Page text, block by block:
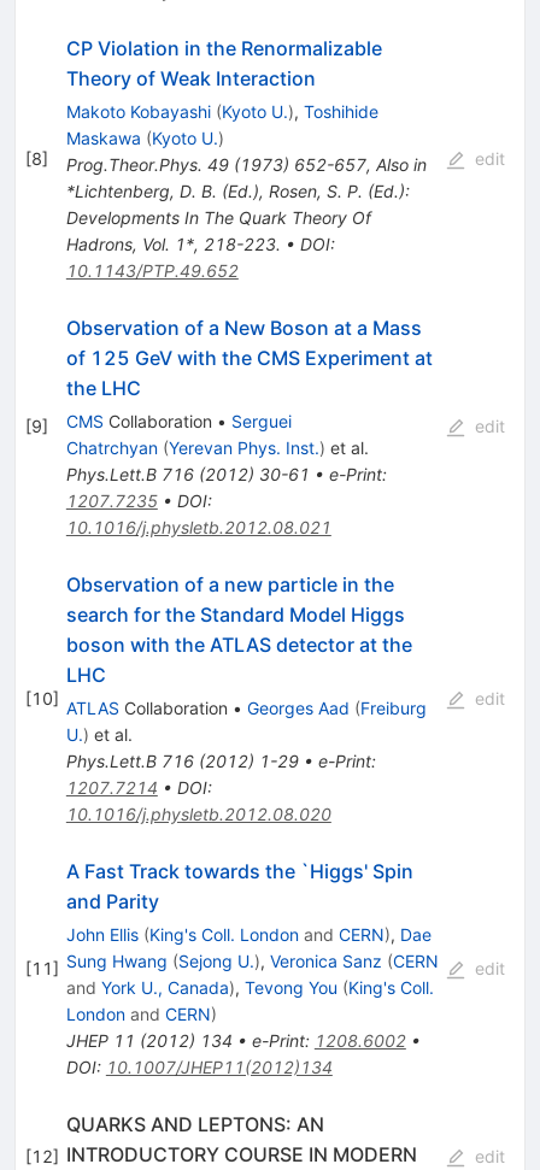
[8]
CP Violation in the Renormalizable
Theory of Weak Interaction
Makoto Kobayashi (Kyoto U.), Toshihide
Maskawa (Kyoto U.)
Prog.Theor.Phys. 49(1973) 652-657, Also in
*Lichtenberg, D. B. (Ed.), Rosen, S. P. (Ed.):
Developments In The Quark Theory Of
Hadrons, Vol. 1*, 218-223. • DOI:
10.1143/PTP.49.652
edit
[9]
Observation of a New Boson at a Mass
of 125 GeV with the CMS Experiment at
the LHC
CMS Collaboration • Serguei
Chatrchyan (Yerevan Phys. Inst.) et al.
Phys.Lett.B 716(2012) 30-61 • e-Print:
1207.7235• DOI:
10.1016/j.physletb.2012.08.021
edit
[10]
Observation of a new particle in the
search for the Standard Model Higgs
boson with the ATLAS detector at the
LHC
ATLAS Collaboration • Georges Aad (Freiburg
U.) et al.
Phys.Lett.B 716(2012) 1-29• e-Print:
1207.7214 • DOI:
10.1016/j.physletb.2012.08.020
edit
[11]
A Fast Track towards the `Higgs' Spin
and Parity
John Ellis (King's Coll. Londonand CERN), Dae
Sung Hwang (Sejong U.), Veronica Sanz (CERN
and York U., Canada), Tevong You (King's Coll.
Londonand CERN)
JHEP 11 (2012) 134 • e-Print: 1208.6002•
DOI: 10.1007/JHEP11(2012)134
edit
[12]
QUARKS AND LEPTONS: AN
INTRODUCTORY COURSE IN MODERN
edit